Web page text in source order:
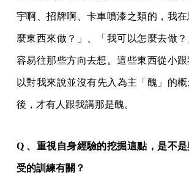
宇啊、招牌啊、卡車噴漆之類的，我
麼東西來做？」、「我可以怎麼去做
容易往那些方向去想。這些東西從小
以對我來說並沒有先入為主「醜」的
後，才有人跟我講那是醜。
Q 、重視自身經驗的挖掘這點，是不
受的訓練有關？